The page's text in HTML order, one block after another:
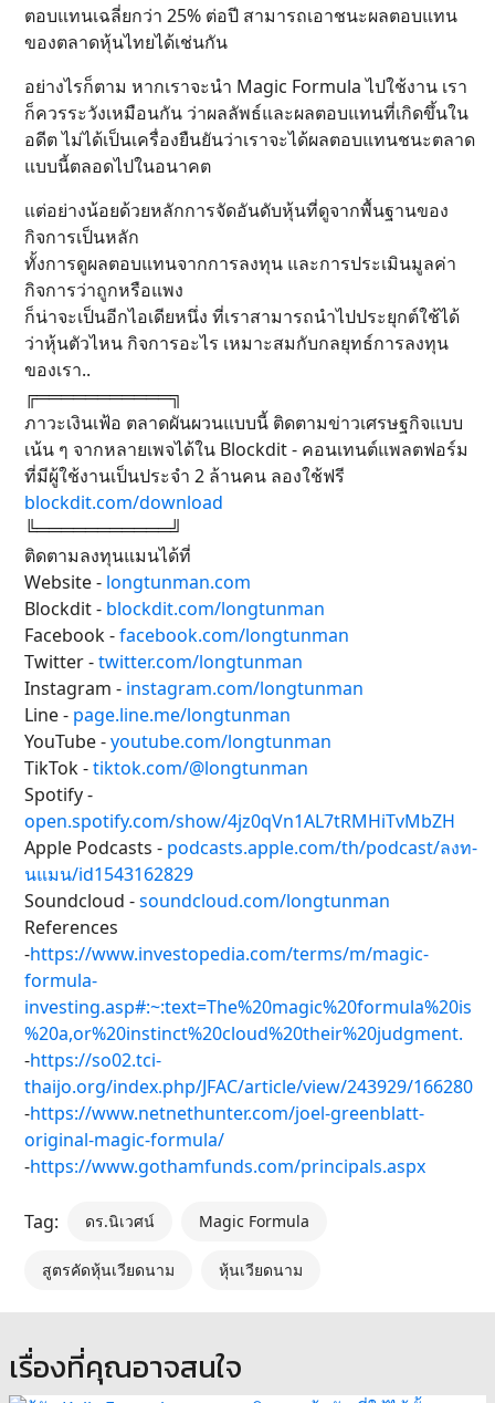
ตอบแทนเฉลี่ยกว่า 25% ต่อปี สามารถเอาชนะผลตอบแทน
ของตลาดหุ้นไทยได้เช่นกัน
อย่างไรก็ตาม หากเราจะนำ Magic Formula ไปใช้งาน เรา
ก็ควรระวังเหมือนกัน ว่าผลลัพธ์และผลตอบแทนที่เกิดขึ้นใน
อดีต ไม่ได้เป็นเครื่องยืนยันว่าเราจะได้ผลตอบแทนชนะตลาด
แบบนี้ตลอดไปในอนาคต
แต่อย่างน้อยด้วยหลักการจัดอันดับหุ้นที่ดูจากพื้นฐานของ
กิจการเป็นหลัก
ทั้งการดูผลตอบแทนจากการลงทุน และการประเมินมูลค่า
กิจการว่าถูกหรือแพง
ก็น่าจะเป็นอีกไอเดียหนึ่ง ที่เราสามารถนำไปประยุกต์ใช้ได้
ว่าหุ้นตัวไหน กิจการอะไร เหมาะสมกับกลยุทธ์การลงทุน
ของเรา..
╔═══════════╗
ภาวะเงินเฟ้อ ตลาดผันผวนแบบนี้ ติดตามข่าวเศรษฐกิจแบบ
เน้น ๆ จากหลายเพจได้ใน Blockdit - คอนเทนต์แพลตฟอร์ม
ที่มีผู้ใช้งานเป็นประจำ 2 ล้านคน ลองใช้ฟรี
blockdit.com/download
╚═══════════╝
ติดตามลงทุนแมนได้ที่
Website - longtunman.com
Blockdit - blockdit.com/longtunman
Facebook -facebook.com/longtunman
Twitter -twitter.com/longtunman
Instagram - instagram.com/longtunman
Line - page.line.me/longtunman
YouTube -youtube.com/longtunman
TikTok -tiktok.com/@longtunman
Spotify -
open.spotify.com/show/4jz0qVn1AL7tRMHiTvMbZH
Apple Podcasts - podcasts.apple.com/th/podcast/ลงท-
นแมน/id1543162829
Soundcloud -soundcloud.com/longtunman
References
-https://www.investopedia.com/terms/m/magic-
formula-
investing.asp#:~:text=The%20magic%20formula%20is
%20a,or%20instinct%20cloud%20their%20judgment.
-https://so02.tci-
thaijo.org/index.php/JFAC/article/view/243929/166280
-https://www.netnethunter.com/joel-greenblatt-
original-magic-formula/
-https://www.gothamfunds.com/principals.aspx
Tag: ดร.นิเวศน์ Magic Formula
สูตรคัดหุ้นเวียดนาม หุ้นเวียดนาม
เรื่องที่คุณอาจสนใจ